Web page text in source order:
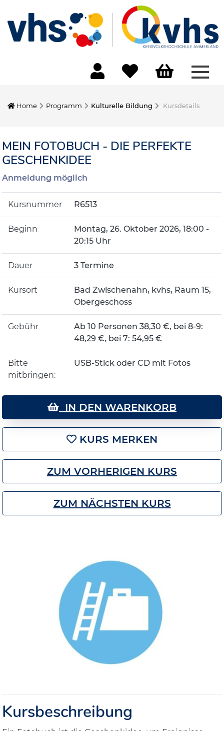
Home Programm Kulturelle Bildung Kursdetails
MEIN FOTOBUCH - DIE PERFEKTE
GESCHENKIDEE
Anmeldung möglich
Kursnummer R6513
Beginn
Montag, 26. Oktober 2026, 18:00 -
20:15 Uhr
Dauer 3 Termine
Kursort
Bad Zwischenahn, kvhs, Raum 15,
Obergeschoss
Gebühr
Ab 10 Personen 38,30 €, bei 8-9:
48,29 €, bei 7: 54,95 €
Bitte
mitbringen:
USB-Stick oder CD mit Fotos
IN DEN WARENKORB
KURS MERKEN
ZUM VORHERIGEN KURS
ZUM NÄCHSTEN KURS
Kursbeschreibung